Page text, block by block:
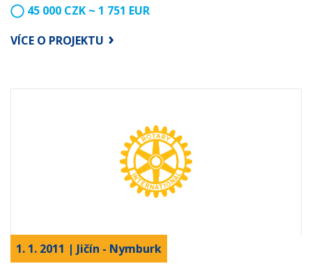
45 000 CZK ~ 1 751 EUR
VÍCE O PROJEKTU
1. 1. 2011 | Jičín - Nymburk